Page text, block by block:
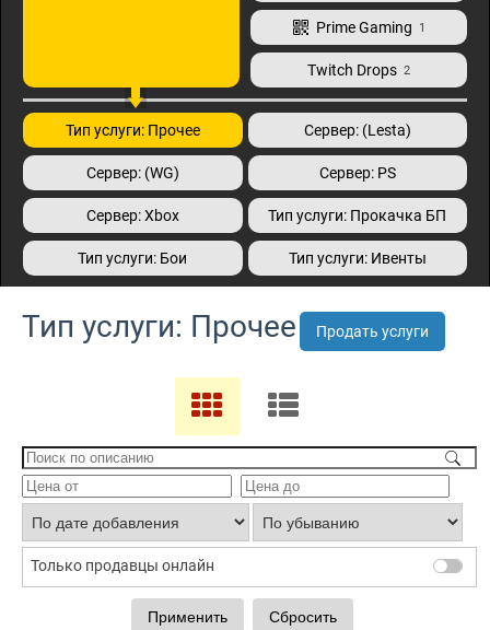
Prime Gaming 1
Twitch Drops 2
Тип услуги: Прочее Сервер: (Lesta)
Сервер: (WG) Сервер: PS
Сервер: Xbox Тип услуги: Прокачка БП
Тип услуги: Бои Тип услуги: Ивенты
Тип услуги: Прочее Продать услуги
Только продавцы онлайн